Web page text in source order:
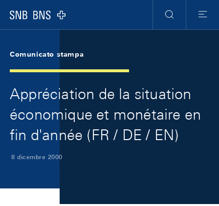
Logo
Ricerca
Menu
Comunicato stampa
Appréciation de la situation
économique et monétaire en
fin d'année (FR / DE / EN)
8 dicembre 2000